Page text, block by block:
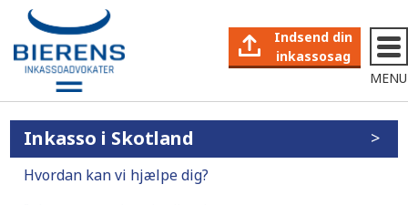
Indsend din
inkassosag
MENU
Inkasso i Skotland
Hvordan kan vi hjælpe dig?